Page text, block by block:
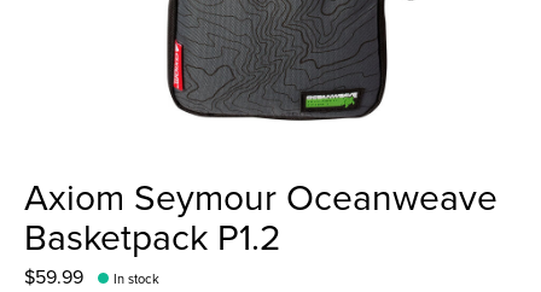
Axiom Seymour Oceanweave
Basketpack P1.2
$59.99 In stock